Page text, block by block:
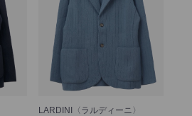
LARDINI〈ラルディーニ〉